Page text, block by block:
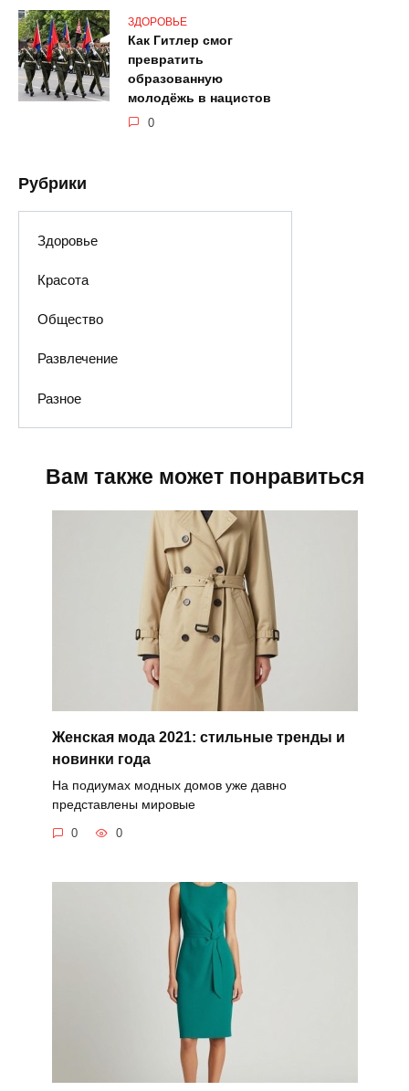
ЗДОРОВЬЕ
Как Гитлер смог
превратить
образованную
молодёжь в нацистов
0
Рубрики
Здоровье
Красота
Общество
Развлечение
Разное
Вам также может понравиться
Женская мода 2021: стильные тренды и
новинки года
На подиумах модных домов уже давно
представлены мировые
0 0